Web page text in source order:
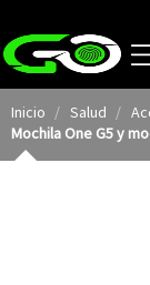
Inicio Salud
Mochila One G5 y